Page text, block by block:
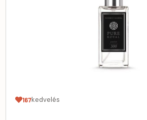
167kedvelés